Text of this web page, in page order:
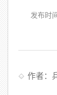
发布时
作者：